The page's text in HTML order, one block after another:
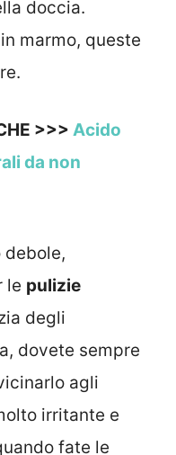
doccia.
marmo, queste
>>> Acido
da non
debole,
le pulizie
degli
dovete sempre
agli
irritante e
fate le